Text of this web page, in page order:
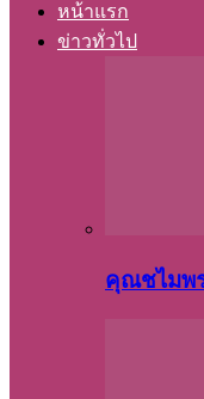
หน้าแรก
ข่าวทั่วไป
คุณชไมพ